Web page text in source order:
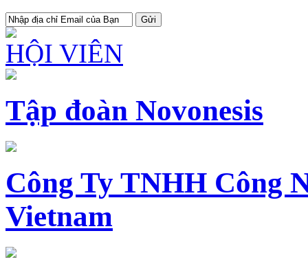
HỘI VIÊN
Tập đoàn Novonesis
Công Ty TNHH Công
Vietnam